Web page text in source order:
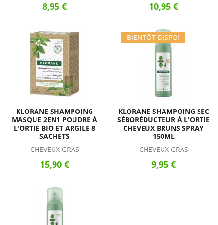
8,95 € 10,95 €
KLORANE SHAMPOING
MASQUE 2EN1 POUDRE À
L'ORTIE BIO ET ARGILE 8
SACHETS
CHEVEUX GRAS
15,90 €
BIENTÔT DISPO!
KLORANE SHAMPOING SEC
SÉBORÉDUCTEUR À L'ORTIE
CHEVEUX BRUNS SPRAY
150ML
CHEVEUX GRAS
9,95 €